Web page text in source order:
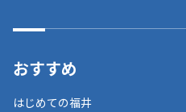
おすすめ
はじめての福井